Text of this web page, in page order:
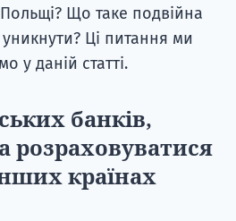
Що таке подвійна
уникнути? Ці питання ми
у даній статті.
банків,
країнах